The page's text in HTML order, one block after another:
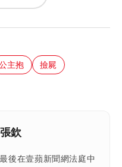
主抱
撿屍
張欽
後在壹蘋新聞網法庭中